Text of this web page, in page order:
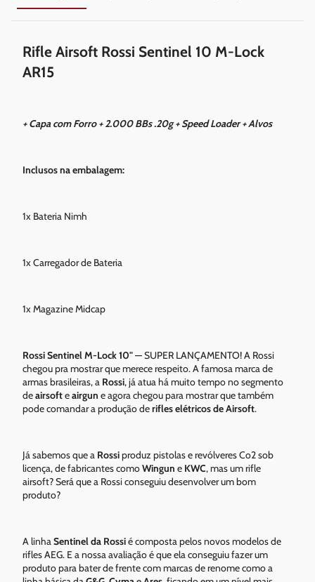
Rifle Airsoft Rossi Sentinel 10 M-Lock
AR15
+ Capa com Forro + 2.000 BBs .20g + Speed Loader + Alvos
Inclusos na embalagem:
1x Bateria Nimh
1x Carregador de Bateria
1x Magazine Midcap
Rossi Sentinel M-Lock 10"— SUPER LANÇAMENTO! A Rossi
chegou pra mostrar que merece respeito. A famosa marca de
armas brasileiras, a Rossi, já atua há muito tempo no segmento
deairsofteairgun e agora chegou para mostrar que também
pode comandar a produção derifles elétricos de Airsoft.
Já sabemos que a Rossiproduz pistolas e revólveres Co2 sob
licença, de fabricantes comoWingun e KWC, mas um rifle
airsoft? Será que a Rossi conseguiu desenvolver um bom
produto?
A linhaSentinel da Rossié composta pelos novos modelos de
rifles AEG. E a nossa avaliação é que ela conseguiu fazer um
produto para bater de frente com marcas de renome como a